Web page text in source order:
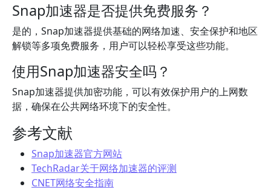
Snap加速器是否提供免费服务？
是的，Snap加速器提供基础的网络加速、安全保护和地区
解锁等多项免费服务，用户可以轻松享受这些功能。
使用Snap加速器安全吗？
Snap加速器提供加密功能，可以有效保护用户的上网数
据，确保在公共网络环境下的安全性。
参考文献
Snap加速器官方网站
TechRadar关于网络加速器的评测
CNET网络安全指南